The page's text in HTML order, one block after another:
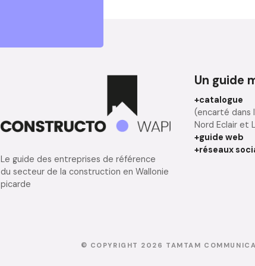
Le guide des entreprises de référence
du secteur de la construction en Wallonie
picarde
Un guide
+catalogue
(encarté dans
Nord Eclair et
+guide web
+réseaux
© COPYRIGHT 2026 TAMTAM